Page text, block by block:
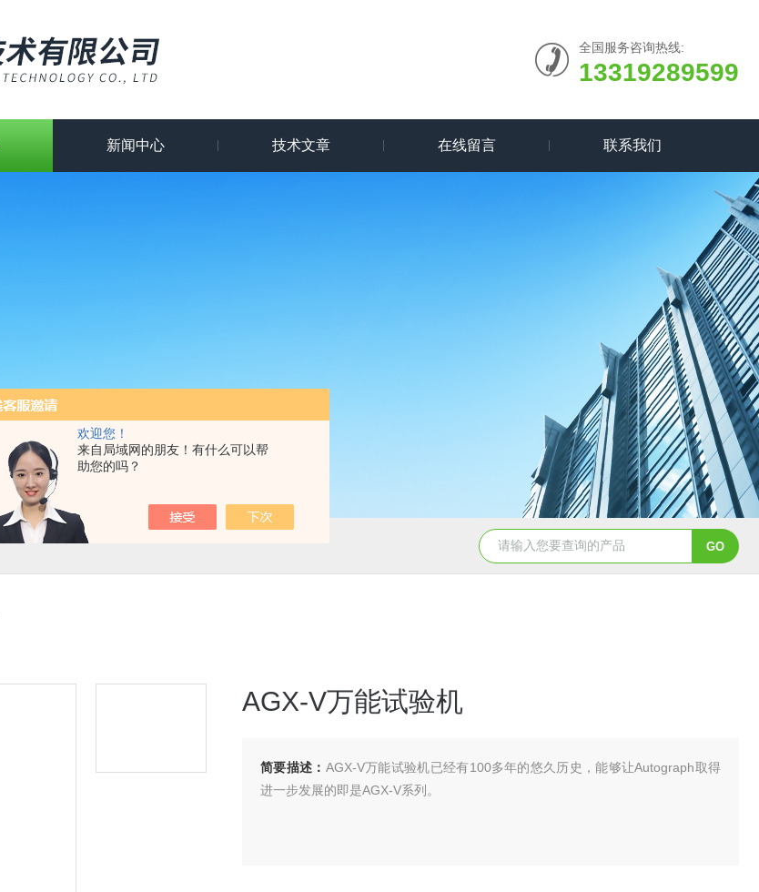
欢迎您！
来自局域网的朋友！有什么可以帮
助您的吗？
全国服务咨询热线:
13319289599
新闻中心 技术文章 在线留言 联系我们
AGX-V万能试验机
简要描述： AGX-V万能试验机已经有100多年的悠久历史，能够让Autograph取得
进一步发展的即是AGX-V系列。